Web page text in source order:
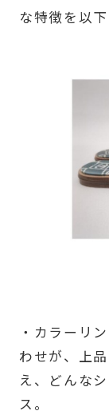
な特徴を以
・カラーリ
わせが、上
え、どんな
ス。